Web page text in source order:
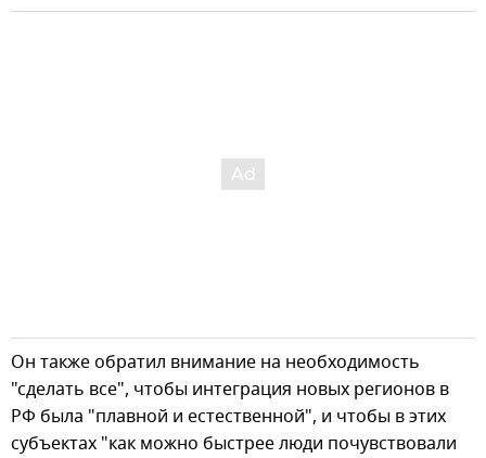
Он также обратил внимание на необходимость
"сделать все", чтобы интеграция новых регионов в
РФ была "плавной и естественной", и чтобы в этих
субъектах "как можно быстрее люди почувствовали